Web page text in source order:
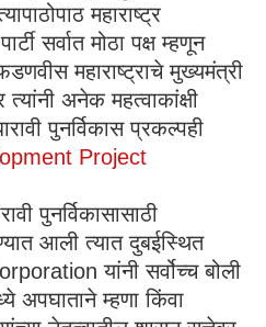
महाराष्ट्र
सर्वात मोठा पक्ष म्हणून
महाराष्ट्राचे मुख्यमंत्री
अनेक महत्वाकांक्षी
पुनर्विकास प्रकल्पही
Project
पुनर्विकासासाठी
आली त्यात दुबईस्थित
यांनी सर्वोच्च बोली
अपघाताने म्हणा किंवा